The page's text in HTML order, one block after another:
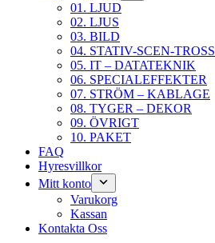
01. LJUD
02. LJUS
03. BILD
04. STATIV-SCEN-TROSS
05. IT – DATATEKNIK
06. SPECIALEFFEKTER
07. STRÖM – KABLAGE
08. TYGER – DEKOR
09. ÖVRIGT
10. PAKET
FAQ
Hyresvillkor
Mitt konto
Varukorg
Kassan
Kontakta Oss